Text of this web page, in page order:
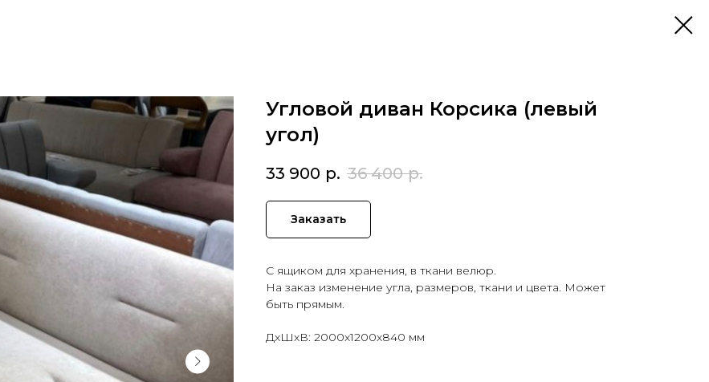
Угловой диван Корсика (левый
угол)
33 900 р. 36 400 р.
Заказать
С ящиком для хранения, в ткани велюр.
На заказ изменение угла, размеров, ткани и цвета. Может
быть прямым.
ДxШxВ: 2000x1200x840 мм